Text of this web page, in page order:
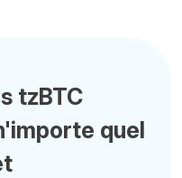
tzBTC
quel